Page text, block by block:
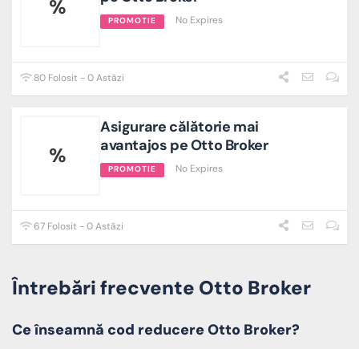
%
PROMOTIE No Expires
80 Folosit - 0 Astăzi
%
Asigurare călătorie mai
avantajos pe Otto Broker
PROMOTIE No Expires
67 Folosit - 0 Astăzi
Întrebări frecvente Otto Broker
Ce înseamnă cod reducere Otto Broker?